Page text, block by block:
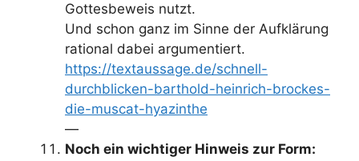
Gottesbeweis nutzt.
Und schon ganz im Sinne der Aufklärung
rational dabei argumentiert.
https://textaussage.de/schnell-
durchblicken-barthold-heinrich-brockes-
die-muscat-hyazinthe
—
Noch ein wichtiger Hinweis zur Form: